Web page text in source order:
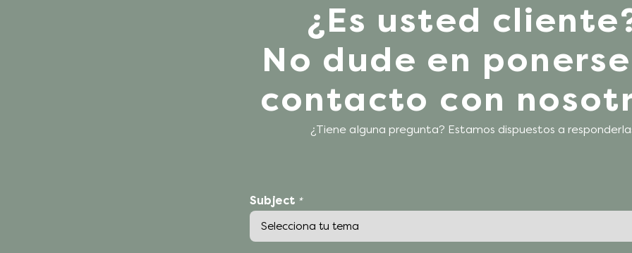
¿Es usted
No dude en
contacto con
¿Tiene alguna pregunta? Estamos dispuestos a
Subject *